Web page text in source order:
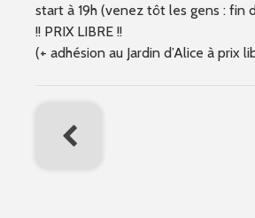
start à 19h (venez tôt les gens : fin
!! PRIX LIBRE !!
(+ adhésion au Jardin d’Alice à prix